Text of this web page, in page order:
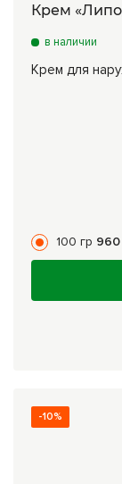
Крем
в наличии
Крем для
100 гр 960
-10%